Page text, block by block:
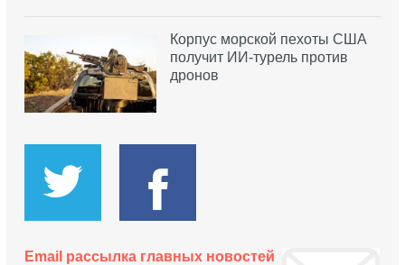
Корпус морской пехоты США
получит ИИ-турель против
дронов
Email рассылка главных новостей